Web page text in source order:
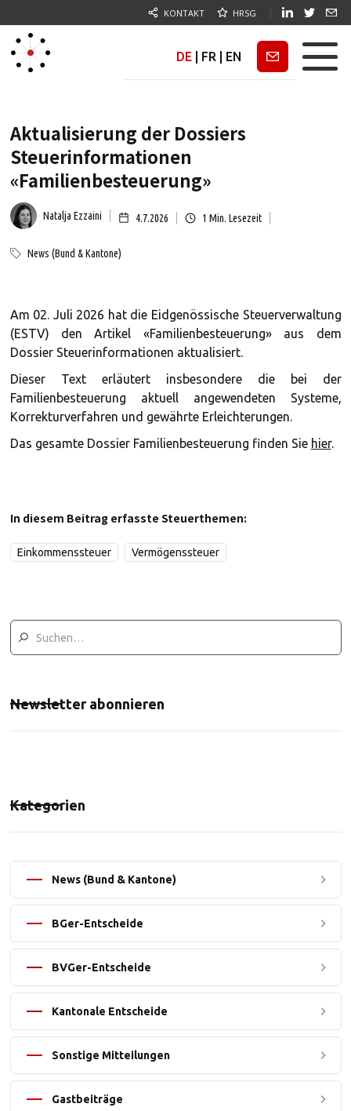
KONTAKT HRSG
DE FR EN Newsletter
Aktualisierung der Dossiers
Steuerinformationen
«Familienbesteuerung»
Natalja Ezzaini 4.7.2026 1 Min. Lesezeit
News (Bund & Kantone)
Am 02. Juli 2026 hat die Eidgenössische Steuerverwaltung
(ESTV) den Artikel «Familienbesteuerung» aus dem
Dossier Steuerinformationen aktualisiert.
Dieser Text erläutert insbesondere die bei der
Familienbesteuerung aktuell angewendeten Systeme,
Korrekturverfahren und gewährte Erleichterungen.
Das gesamte Dossier Familienbesteuerung finden Sie hier.
In diesem Beitrag erfasste Steuerthemen:
Einkommenssteuer Vermögenssteuer
Newsletter abonnieren
Kategorien
News (Bund & Kantone)
BGer-Entscheide
BVGer-Entscheide
Kantonale Entscheide
Sonstige Mitteilungen
Gastbeiträge